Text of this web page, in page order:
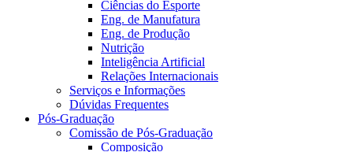
Ciências do Esporte
Eng. de Manufatura
Eng. de Produção
Nutrição
Inteligência Artificial
Relações Internacionais
Serviços e Informações
Dúvidas Frequentes
Pós-Graduação
Comissão de Pós-Graduação
Composição